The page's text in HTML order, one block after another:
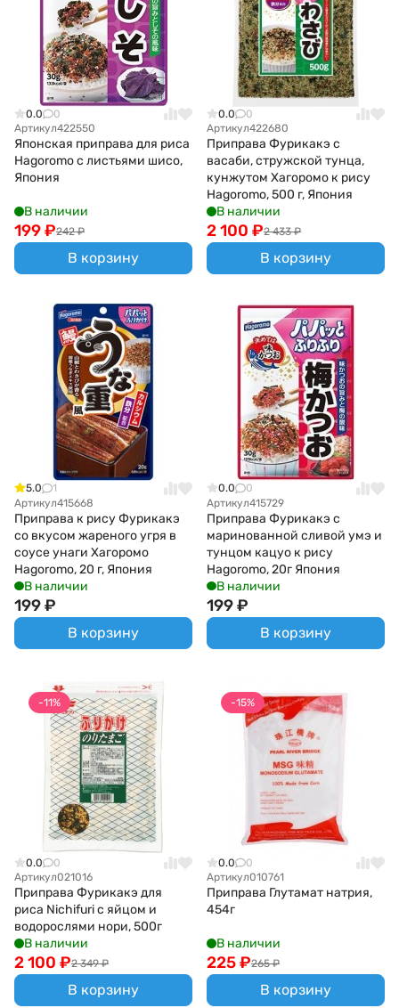
0.0
0
Артикул422550
Японская приправа для риса
Hagoromo с листьями шисо,
Япония
В наличии
242 ₽
199₽
В корзину
0.0
0
Артикул422680
Приправа Фурикакэ с
васаби, стружской тунца,
кунжутом Хагоромо к рису
Hagoromo, 500 г, Япония
В наличии
2 433 ₽
2 100 ₽
В корзину
5.0
1
Артикул415668
Приправа к рису Фурикакэ
со вкусом жареного угря в
соусе унаги Хагоромо
Hagoromo, 20 г, Япония
В наличии
199₽
В корзину
0.0
0
Артикул415729
Приправа Фурикакэ c
маринованной сливой умэ и
тунцом кацуо к рису
Hagoromo, 20г Япония
В наличии
199₽
В корзину
-11%
0.0
0
Артикул021016
Приправа Фурикакэ для
риса Nichifuri с яйцом и
водорослями нори, 500г
В наличии
2 349 ₽
2 100 ₽
В корзину
-15%
0.0
0
Артикул010761
Приправа Глутамат натрия,
454г
В наличии
265 ₽
225₽
В корзину